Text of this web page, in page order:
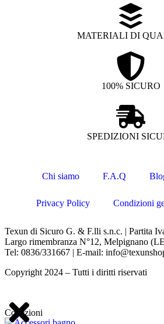
MATERIALI DI
100% SICURO
SPEDIZIONI
Chi siamo F.A.Q
Privacy Policy Condizioni
Texun di Sicuro G. & F.lli s.n.c. | Partita
Largo rimembranza N°12, Melpignano
Tel: 0836/331667 | E-mail:
Copyright 2024 – Tutti i diritti riservati
Collezioni